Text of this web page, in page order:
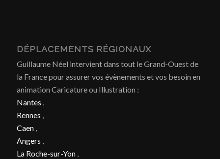
DÉPLACEMENTS RÉGIONAUX
Guillaume Néel intervient dans tout le Grand-Ouest de
la France pour assurer vos évènements et vos besoin en
animation Caricature ou Illustration :
Nantes ,
Rennes ,
Caen,
Angers ,
La Roche-sur-Yon,